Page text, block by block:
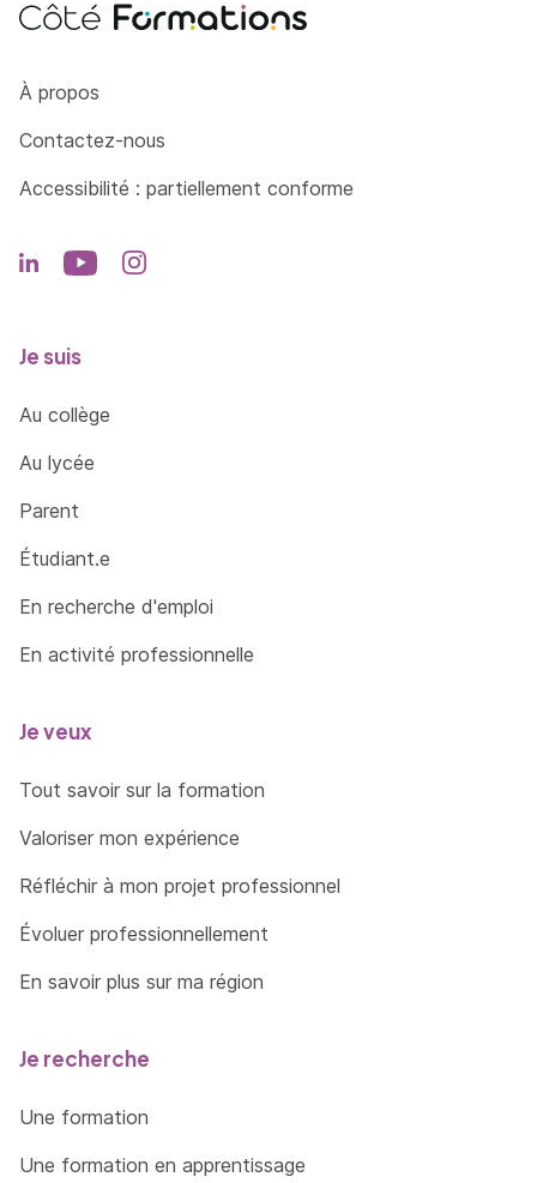
Côté Formations
À propos
Contactez-nous
Accessibilité : partiellement conforme
Je suis
Au collège
Au lycée
Parent
Étudiant.e
En recherche d'emploi
En activité professionnelle
Je veux
Tout savoir sur la formation
Valoriser mon expérience
Réfléchir à mon projet professionnel
Évoluer professionnellement
En savoir plus sur ma région
Je recherche
Une formation
Une formation en apprentissage